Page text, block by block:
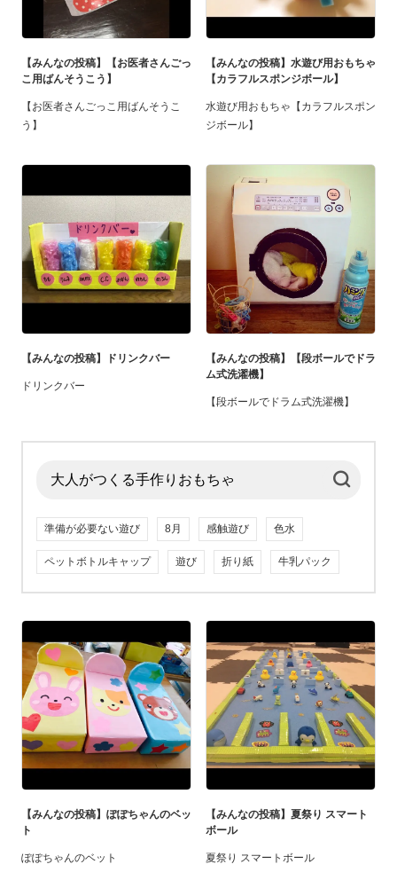
【みんなの投稿】【お医者さんごっ
こ用ばんそうこう】
【お医者さんごっこ用ばんそうこ
う】
【みんなの投稿】水遊び用おもちゃ
【カラフルスポンジボール】
水遊び用おもちゃ【カラフルスポン
ジボール】
【みんなの投稿】ドリンクバー
ドリンクバー
【みんなの投稿】【段ボールでドラ
ム式洗濯機】
【段ボールでドラム式洗濯機】
準備が必要ない遊び 8月 感触遊び 色水
ペットボトルキャップ 遊び 折り紙 牛乳パック
【みんなの投稿】ぽぽちゃんのベッ
ト
ぽぽちゃんのベット
【みんなの投稿】夏祭り スマート
ボール
夏祭り スマートボール